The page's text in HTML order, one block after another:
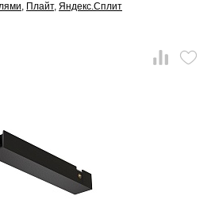
, Плайт, Яндекс.Сплит